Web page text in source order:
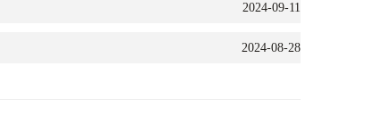
2024-09-11
2024-08-28